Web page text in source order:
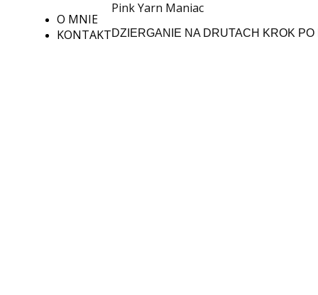
O MNIE
KONTAKT
Pink Yarn Maniac
DZIERGANIE NA DRUTACH KROK PO